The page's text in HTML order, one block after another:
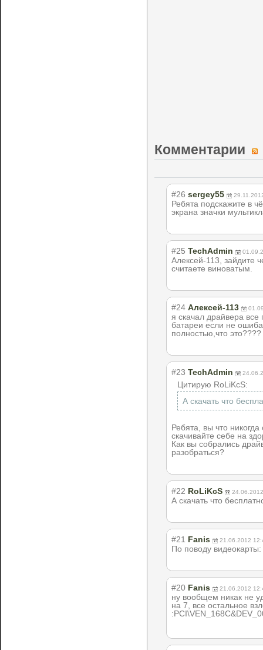
Комментарии
#26 sergey55
Ребята подскажите в
экрана значки
#25 TechAdmin
Алексей-113, зайдите
считаете виноватым.
#24 Алексей-113
я скачал драйвера все
батареи если не
полностью,что это????
#23 TechAdmin
Цитирую RoLiKcS:
А скачать что
Ребята, вы что
скачивайте себе на
Как вы собрались
разобраться?
#22 RoLiKcS
А скачать что
#21 Fanis 21.06.2012
По поводу
#20 Fanis 21.06.2012
ну вообщем никак не
на 7, все остальное
:PCI\VEN_168C&D